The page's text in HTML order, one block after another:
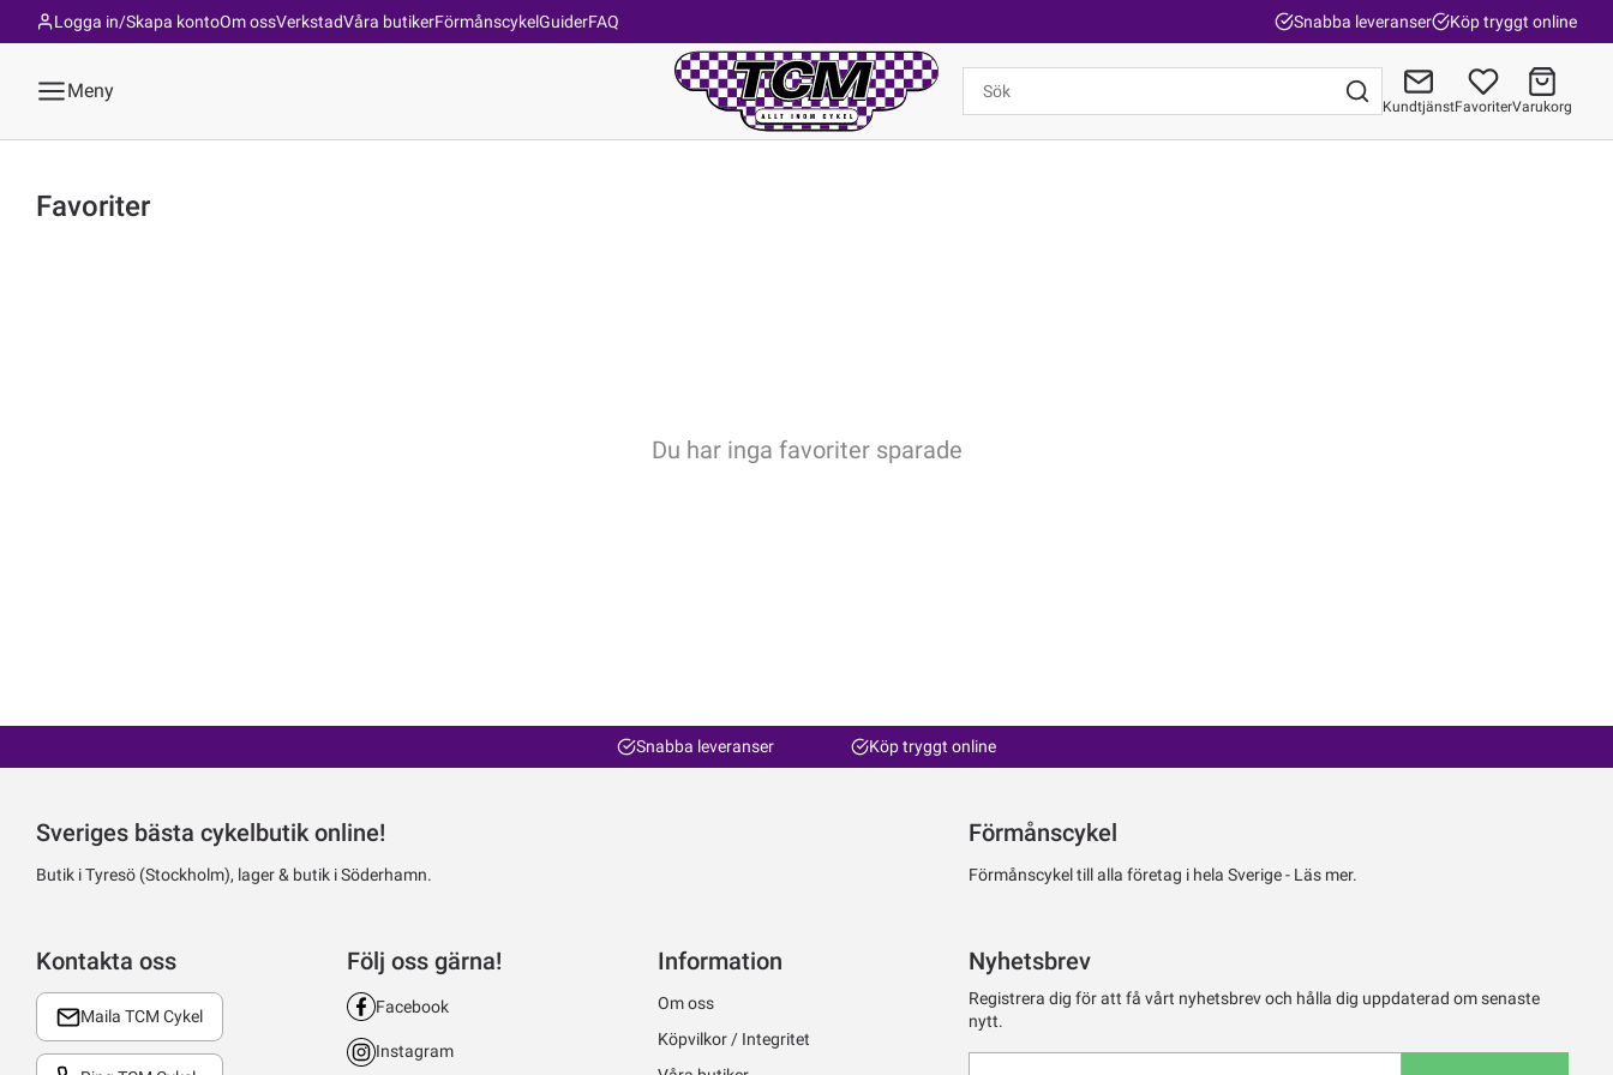
Om ossVerkstadVåra butikerFörmånscykelGuiderFAQ
Logga in/Skapa konto Snabba leveranser Köp tryggt online
Meny
KundtjänstFavoriterVarukorg
Favoriter
Du har inga favoriter sparade
Snabba leveranser Köp tryggt online
Sveriges bästa cykelbutik online!
Butik i Tyresö (Stockholm), lager & butik i Söderhamn.
Förmånscykel
Förmånscykel till alla företag i hela Sverige - Läs mer.
Kontakta oss
Maila TCM Cykel
Följ oss gärna!
Facebook
Instagram
Information
Om oss
Köpvilkor / Integritet
Nyhetsbrev
Registrera dig för att få vårt nyhetsbrev och hålla dig uppdaterad om senaste
nytt.